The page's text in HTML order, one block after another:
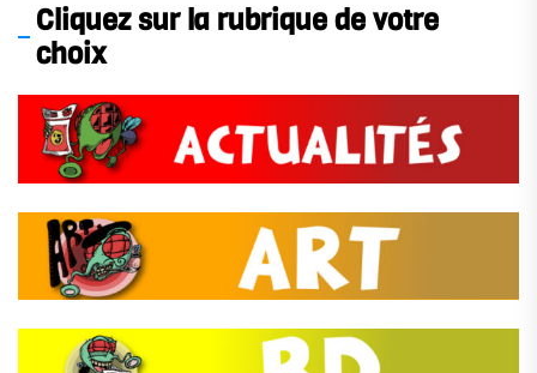
Cliquez sur la rubrique de votre
choix